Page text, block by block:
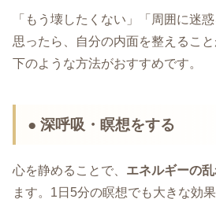
「もう壊したくない」「周囲に迷
思ったら、自分の内面を整えるこ
下のような方法がおすすめです。
● 深呼吸・瞑想をする
心を静めることで、 エネルギーの
ます。1日5分の瞑想でも大きな効果